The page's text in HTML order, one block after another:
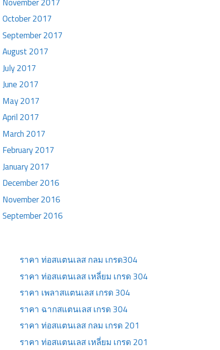
October 2017
September 2017
August 2017
July 2017
June 2017
May 2017
April 2017
March 2017
February 2017
January 2017
December 2016
November 2016
September 2016
ราคา ท่อสแตนเลส กลม เกรด304
ราคา ท่อสแตนเลส เหลี่ยม เกรด 304
ราคา เพลาสแตนเลส เกรด 304
ราคา ฉากสแตนเลส เกรด 304
ราคา ท่อสแตนเลส กลม เกรด 201
ราคา ท่อสแตนเลส เหลี่ยม เกรด 201